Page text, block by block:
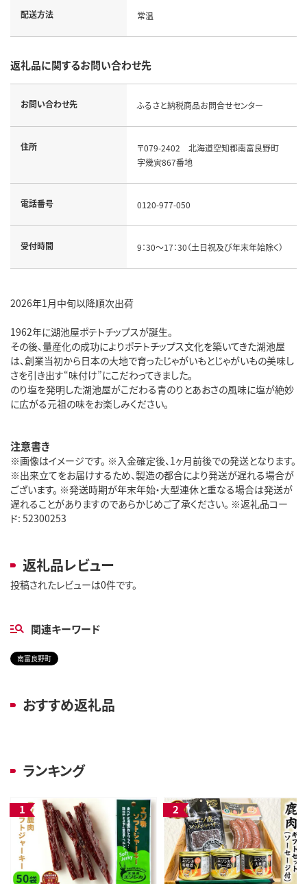
配送方法 常温
返礼品に関するお問い合わせ先
お問い合わせ先 ふるさと納税商品お問合せセンター
住所
〒079-2402 北海道空知郡南富良野町
字幾寅867番地
電話番号 0120-977-050
受付時間 9：30～17：30（土日祝及び年末年始除く）
2026年1月中旬以降順次出荷
1962年に湖池屋ポテトチップスが誕生。
その後、量産化の成功によりポテトチップス文化を築いてきた湖池屋
は、創業当初から日本の大地で育ったじゃがいもとじゃがいもの美味し
さを引き出す“味付け”にこだわってきました。
のり塩を発明した湖池屋がこだわる青のりとあおさの風味に塩が絶妙
に広がる元祖の味をお楽しみください。
注意書き
※画像はイメージです。 ※入金確定後、1ヶ月前後での発送となります。
※出来立てをお届けするため、製造の都合により発送が遅れる場合が
ございます。 ※発送時期が年末年始・大型連休と重なる場合は発送が
遅れることがありますのであらかじめご了承ください。 ※返礼品コー
ド: 52300253
返礼品レビュー
投稿されたレビューは0件です。
関連キーワード
南富良野町
おすすめ返礼品
ランキング